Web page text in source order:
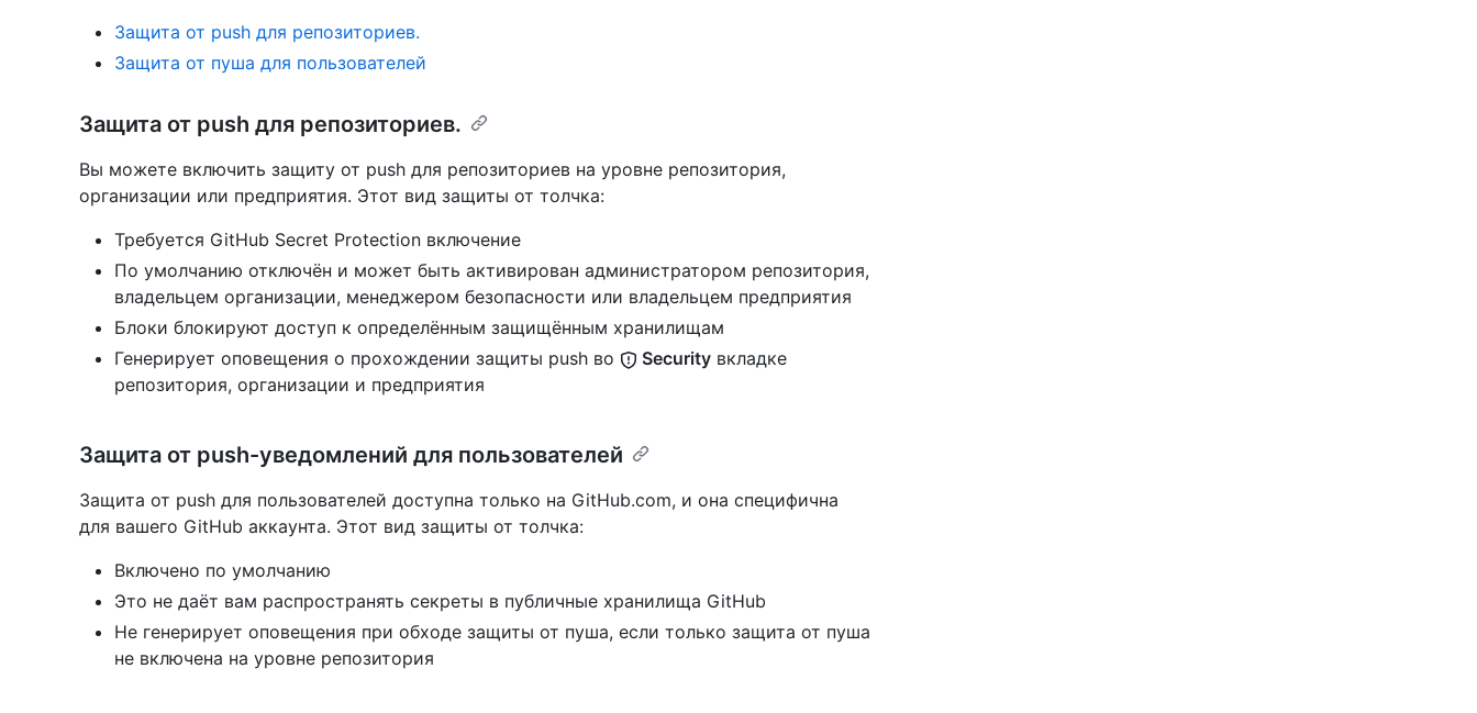
Защита от push для репозиториев.
Защита от пуша для пользователей
Защита от push для репозиториев.
Вы можете включить защиту от push для репозиториев на уровне репозитория,
организации или предприятия. Этот вид защиты от толчка:
Требуется GitHub Secret Protection включение
По умолчанию отключён и может быть активирован администратором репозитория,
владельцем организации, менеджером безопасности или владельцем предприятия
Блоки блокируют доступ к определённым защищённым хранилищам
Генерирует оповещения о прохождении защиты push во
Security вкладке
репозитория, организации и предприятия
Защита от push-уведомлений для пользователей
Защита от push для пользователей доступна только на GitHub.com, и она специфична
для вашего GitHub аккаунта. Этот вид защиты от толчка:
Включено по умолчанию
Это не даёт вам распространять секреты в публичные хранилища GitHub
Не генерирует оповещения при обходе защиты от пуша, если только защита от пуша
не включена на уровне репозитория